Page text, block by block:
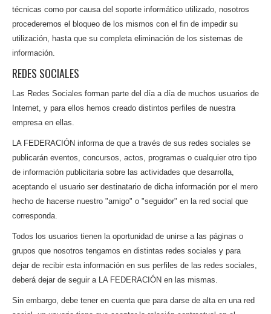
técnicas como por causa del soporte informático utilizado, nosotros
procederemos el bloqueo de los mismos con el fin de impedir su
utilización, hasta que su completa eliminación de los sistemas de
información.
REDES SOCIALES
Las Redes Sociales forman parte del día a día de muchos usuarios de
Internet, y para ellos hemos creado distintos perfiles de nuestra
empresa en ellas.
LA FEDERACIÓN informa de que a través de sus redes sociales se
publicarán eventos, concursos, actos, programas o cualquier otro tipo
de información publicitaria sobre las actividades que desarrolla,
aceptando el usuario ser destinatario de dicha información por el mero
hecho de hacerse nuestro "amigo" o "seguidor" en la red social que
corresponda.
Todos los usuarios tienen la oportunidad de unirse a las páginas o
grupos que nosotros tengamos en distintas redes sociales y para
dejar de recibir esta información en sus perfiles de las redes sociales,
deberá dejar de seguir a LA FEDERACIÓN en las mismas.
Sin embargo, debe tener en cuenta que para darse de alta en una red